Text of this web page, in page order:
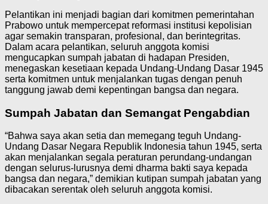
Pelantikan ini menjadi bagian dari komitmen pemerintahan
Prabowo untuk mempercepat reformasi institusi kepolisian
agar semakin transparan, profesional, dan berintegritas.
Dalam acara pelantikan, seluruh anggota komisi
mengucapkan sumpah jabatan di hadapan Presiden,
menegaskan kesetiaan kepada Undang-Undang Dasar 1945
serta komitmen untuk menjalankan tugas dengan penuh
tanggung jawab demi kepentingan bangsa dan negara.
Sumpah Jabatan dan Semangat Pengabdian
“Bahwa saya akan setia dan memegang teguh Undang-
Undang Dasar Negara Republik Indonesia tahun 1945, serta
akan menjalankan segala peraturan perundang-undangan
dengan selurus-lurusnya demi dharma bakti saya kepada
bangsa dan negara,” demikian kutipan sumpah jabatan yang
dibacakan serentak oleh seluruh anggota komisi.